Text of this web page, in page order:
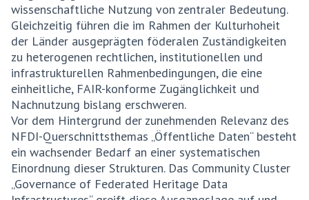
wissenschaftliche Nutzung von zentraler Bedeutung.
Gleichzeitig führen die im Rahmen der Kulturhoheit
der Länder ausgeprägten föderalen Zuständigkeiten
zu heterogenen rechtlichen, institutionellen und
infrastrukturellen Rahmenbedingungen, die eine
einheitliche, FAIR-konforme Zugänglichkeit und
Nachnutzung bislang erschweren.
Vor dem Hintergrund der zunehmenden Relevanz des
NFDI-Querschnittsthemas „Öffentliche Daten“ besteht
ein wachsender Bedarf an einer systematischen
Einordnung dieser Strukturen. Das Community Cluster
„Governance of Federated Heritage Data